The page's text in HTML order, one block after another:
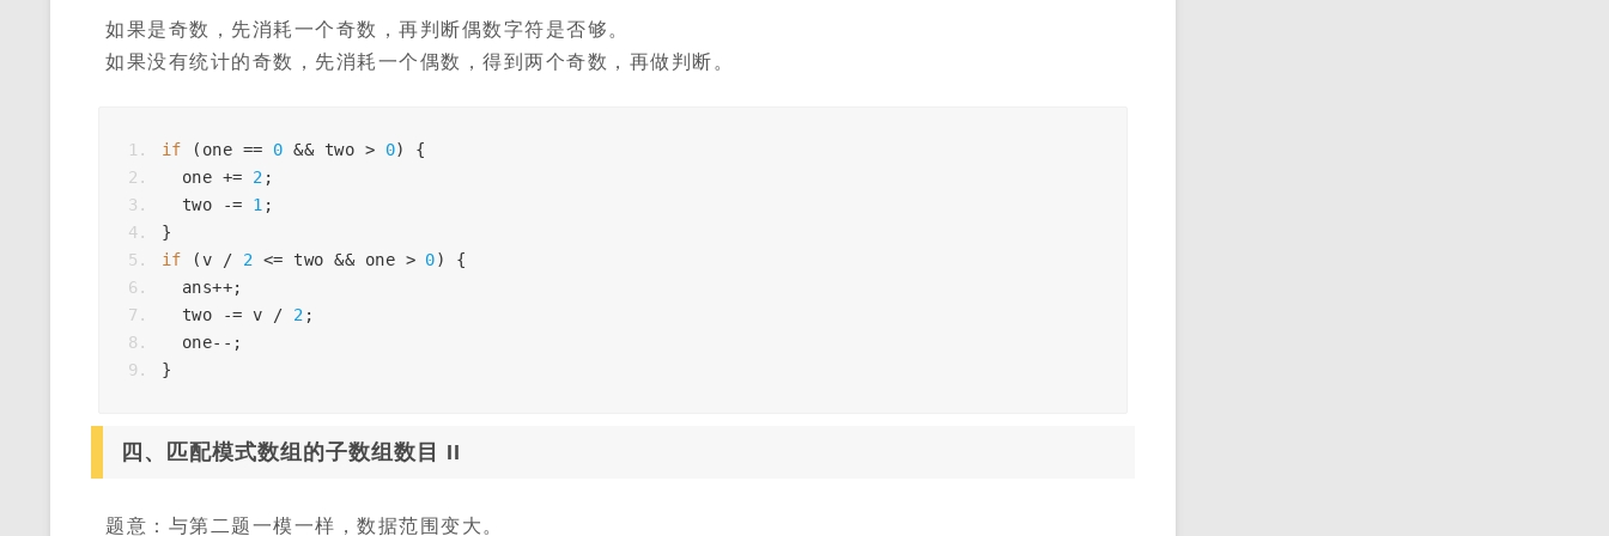
如果是奇数，先消耗一个奇数，再判断偶数字符是否够。
如果没有统计的奇数，先消耗一个偶数，得到两个奇数，再做判断。
if ( one == 0 && two > 0)
{
  one
+= 2 ;
  two
-= 1 ;
}
if
(v / 2 <= two && one > 0)
{
  ans
++;
  two
-= v / 2 ;
  one
--;
}
四、匹配模式数组的子数组数目 II
题意：与第二题一模一样，数据范围变大。